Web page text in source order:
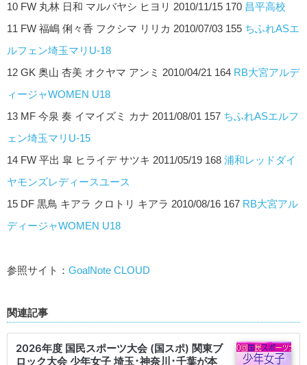
10 FW 丸林 日和 マルバヤシ ヒヨリ 2010/11/15 170 昌平高校
11 FW 福嶋 俐々香 フクシマ リリカ 2010/07/03 155 ちふれASエ
ルフェン埼玉マリU-18
12 GK 奥山 杏美 オクヤマ アンミ 2010/04/21 164 RB大宮アルデ
ィージャWOMEN U18
13 MF 今泉 奏 イマイズミ カナ 2011/08/01 157 ちふれASエルフ
ェン埼玉マリU-15
14 FW 平出 皐 ヒライデ サツキ 2011/05/19 168 浦和レッドダイ
ヤモンズレディースユース
15 DF 黒鳥 キアラ クロトリ キアラ 2010/08/16 167 RB大宮アル
ディージャWOMEN U18
参照サイト： GoalNote CLOUD
関連記事